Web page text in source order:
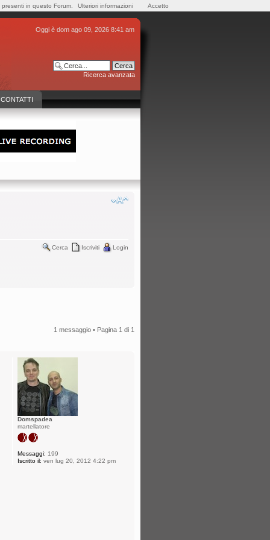
Oggi è dom ago 09, 2026 8:41 am
Ricerca avanzata
CONTATTI
Cerca Iscriviti Login
1 messaggio • Pagina 1 di 1
Domspadea
martellatore
Messaggi: 199
Iscritto il: ven lug 20, 2012 4:22 pm
in questo Forum. Ulteriori informazioni Accetto